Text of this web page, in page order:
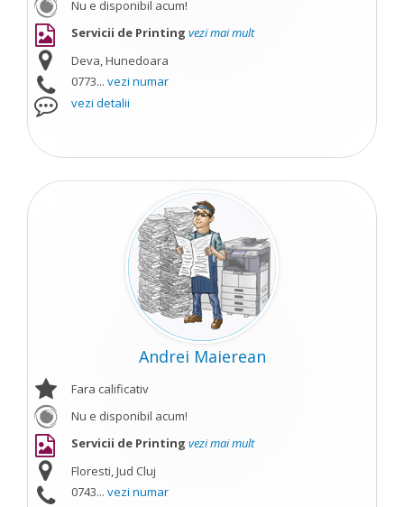
Nu e disponibil acum!
Servicii de Printing vezi mai mult
Deva, Hunedoara
0773... vezi numar
vezi detalii
Andrei Maierean
Fara calificativ
Nu e disponibil acum!
Servicii de Printing vezi mai mult
Floresti, Jud Cluj
0743... vezi numar